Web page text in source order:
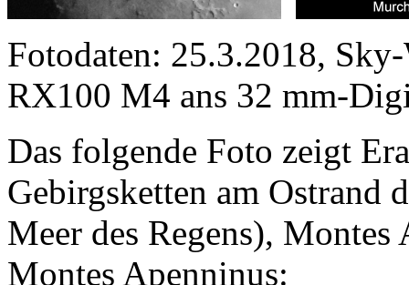
Fotodaten: 25.3.2018,
RX100 M4 ans 32 mm-
Das folgende Foto zeigt
Gebirgsketten am Ostrand
Meer des Regens), Montes
Montes Apenninus: